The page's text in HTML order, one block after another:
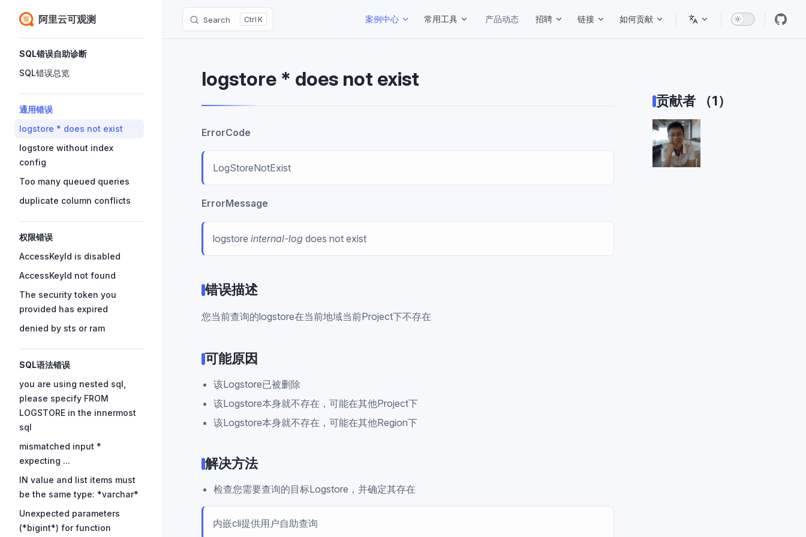
Skip to content
阿里云可观测 Search K 案例中心 常用工具 产品动态 招聘 链接 如何贡献
SQL错误自助诊断
SQL错误总览
通用错误
logstore * does not exist
logstore without index
config
Too many queued queries
duplicate column conflicts
权限错误
AccessKeyId is disabled
AccessKeyId not found
The security token you
provided has expired
denied by sts or ram
SQL语法错误
you are using nested sql,
please specify FROM
LOGSTORE in the innermost
sql
mismatched input *
expecting ...
IN value and list items must
be the same type: *varchar*
Unexpected parameters
(*bigint*) for function
贡献者 （1）
logstore * does not exist
ErrorCode
LogStoreNotExist
ErrorMessage
logstore internal-log does not exist
错误描述
您当前查询的logstore在当前地域当前Project下不存在
可能原因
该Logstore已被删除
该Logstore本身就不存在，可能在其他Project下
该Logstore本身就不存在，可能在其他Region下
解决方法
检查您需要查询的目标Logstore，并确定其存在
内嵌cli提供用户自助查询